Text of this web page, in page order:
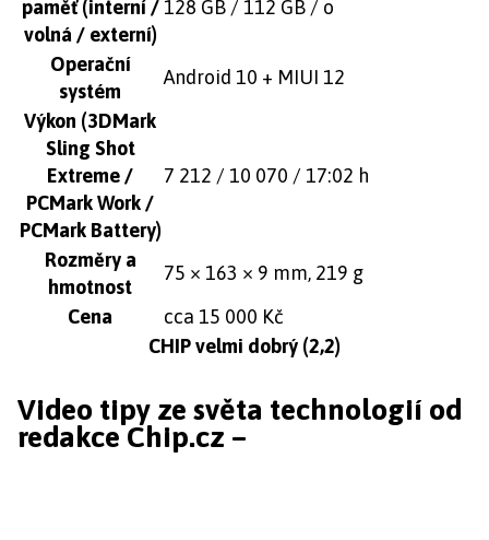
paměť (interní /
volná / externí)
128 GB / 112 GB / o
Operační
systém
Android 10 + MIUI 12
Výkon (3DMark
Sling Shot
Extreme /
PCMark Work /
PCMark Battery)
7 212 / 10 070 / 17:02 h
Rozměry a
hmotnost
75 × 163 × 9 mm, 219 g
Cena
cca 15 000 Kč
CHIP velmi dobrý (2,2)
Video tipy ze světa technologií od
redakce Chip.cz –